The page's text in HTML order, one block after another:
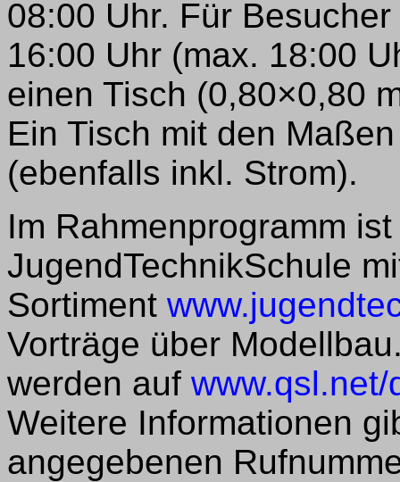
08:00 Uhr. Für
16:00 Uhr (max. 18:00
einen Tisch (0,80×0,80
Ein Tisch mit den
(ebenfalls inkl. Strom).
Im Rahmenprogramm
JugendTechnikSchule
Sortiment
Vorträge über
werden auf www.qsl.net/
Weitere Informationen
angegebenen